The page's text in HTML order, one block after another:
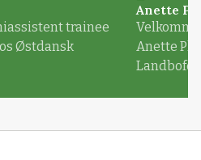
trainee
Østdansk
Anette
Anette